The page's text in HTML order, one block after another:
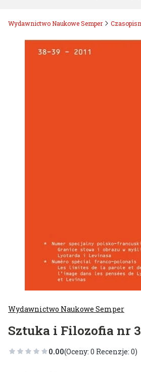
Wydawnictwo Naukowe Semper
Wydawnictwo Naukowe Semper
Sztuka i Filozofia nr
0.00(Oceny: 0 Recenzje: 0)